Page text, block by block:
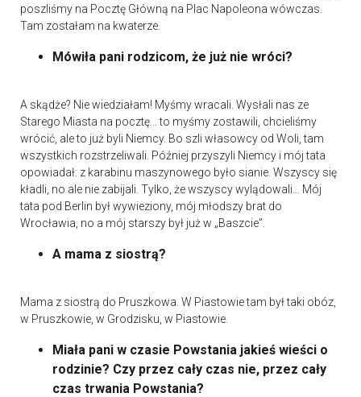
poszliśmy na Pocztę Główną na Plac Napoleona wówczas.
Tam zostałam na kwaterze.
Mówiła pani rodzicom, że już nie wróci?
A skądże? Nie wiedziałam! Myśmy wracali. Wysłali nas ze
Starego Miasta na pocztę… to myśmy zostawili, chcieliśmy
wrócić, ale to już byli Niemcy. Bo szli własowcy od Woli, tam
wszystkich rozstrzeliwali. Później przyszyli Niemcy i mój tata
opowiadał: z karabinu maszynowego było sianie. Wszyscy się
kładli, no ale nie zabijali. Tylko, że wszyscy wylądowali… Mój
tata pod Berlin był wywieziony, mój młodszy brat do
Wrocławia, no a mój starszy był już w „Baszcie”.
A mama z siostrą?
Mama z siostrą do Pruszkowa. W Piastowie tam był taki obóz,
w Pruszkowie, w Grodzisku, w Piastowie.
Miała pani w czasie Powstania jakieś wieści o
rodzinie? Czy przez cały czas nie, przez cały
czas trwania Powstania?